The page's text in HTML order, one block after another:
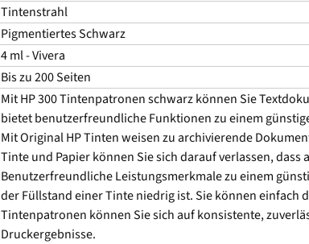
Tintenstrahl
Pigmentiertes Schwarz
4 ml - Vivera
Bis zu 200 Seiten
Mit HP 300 Tintenpatronen schwarz können Sie
bietet benutzerfreundliche Funktionen zu einem
Mit Original HP Tinten weisen zu archivierende
Tinte und Papier können Sie sich darauf verlassen,
Benutzerfreundliche Leistungsmerkmale zu einem
der Füllstand einer Tinte niedrig ist. Sie können
Tintenpatronen können Sie sich auf konsistente,
Druckergebnisse.